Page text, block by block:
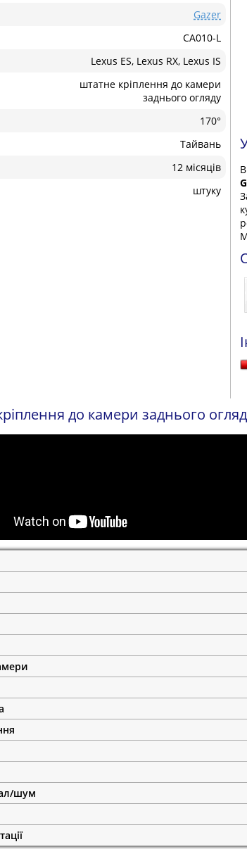
Gazer
CA010-L
Lexus ES, Lexus RX, Lexus IS
штатне кріплення до камери
заднього огляду
170°
Тайвань
12 місяців
штуку
до камери заднього
шум